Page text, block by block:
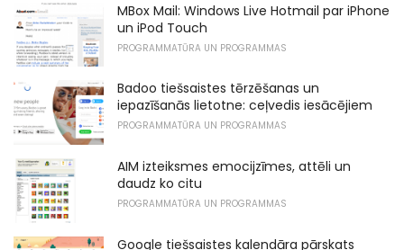
MBox Mail: Windows Live Hotmail par iPhone
un iPod Touch
PROGRAMMATŪRA UN PROGRAMMAS
Badoo tiešsaistes tērzēšanas un
iepazīšanās lietotne: ceļvedis iesācējiem
PROGRAMMATŪRA UN PROGRAMMAS
AIM izteiksmes emocijzīmes, attēli un
daudz ko citu
PROGRAMMATŪRA UN PROGRAMMAS
Google tiešsaistes kalendāra pārskats